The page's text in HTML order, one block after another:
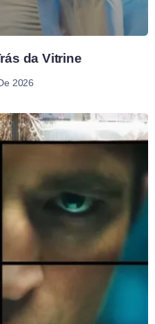
da Vitrine
2026